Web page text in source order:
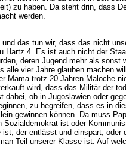
zu haben. Da steht drin, dass
werden.
das tun wir, dass das nicht
4. Es ist auch nicht der
deren Jugend mehr als
alle vier Jahre glauben machen
Mama trotz 20 Jahren Maloche
wird, dass das Militär der
dabei, ob in Jugoslawien oder
zu begreifen, dass es in
gewinnen können. Da muss
ist oder
der entlässt und einspart,
Teil unserer Klasse ist. Auf